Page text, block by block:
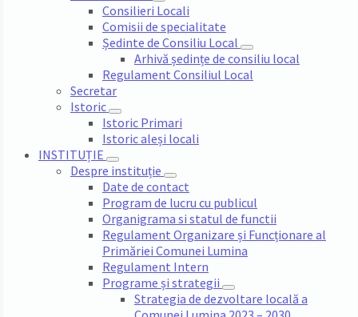
Consilieri Locali
Comisii de specialitate
Ședinte de Consiliu Local
Arhivă ședințe de consiliu local
Regulament Consiliul Local
Secretar
Istoric
Istoric Primari
Istoric aleși locali
INSTITUȚIE
Despre instituție
Date de contact
Program de lucru cu publicul
Organigrama si statul de functii
Regulament Organizare și Funcționare al
Primăriei Comunei Lumina
Regulament Intern
Programe și strategii
Strategia de dezvoltare locală a